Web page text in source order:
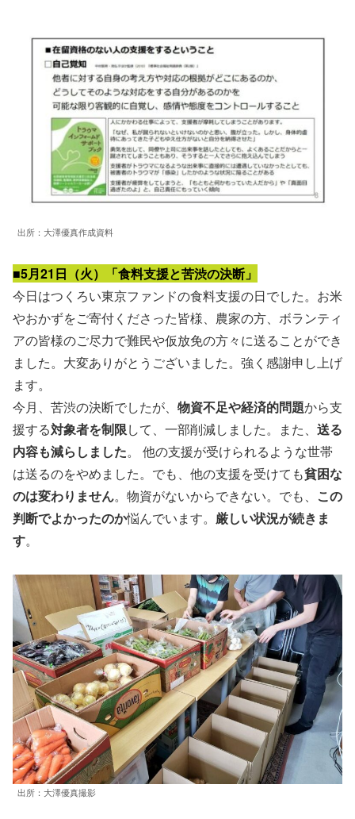
出所：大澤優真作成資料
■5月21日（火）「食料支援と苦渋の決断」
今日はつくろい東京ファンドの食料支援の日でした。お米
やおかずをご寄付くださった皆様、農家の方、ボランティ
アの皆様のご尽力で難民や仮放免の方々に送ることができ
ました。大変ありがとうございました。強く感謝申し上げ
ます。
今月、苦渋の決断でしたが、 物資不足や経済的問題から支
援する対象者を制限して、一部削減しました。また、 送る
内容も減らしました。 他の支援が受けられるような世帯
は送るのをやめました。でも、他の支援を受けても貧困な
のは変わりません。物資がないからできない。でも、 この
判断でよかったのか悩んでいます。 厳しい状況が続きま
す。
出所：大澤優真撮影